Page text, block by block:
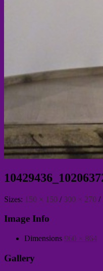
Sizes: 150 × 150 / 300 × 270 /
Image Info
Dimensions 960 × 864
Gallery